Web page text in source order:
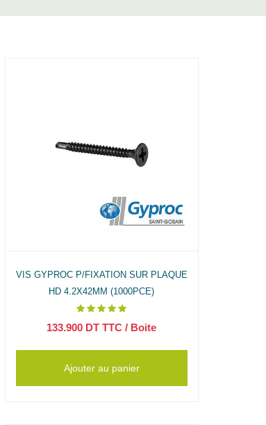
VIS GYPROC P/FIXATION SUR PLAQUE
HD 4.2X42MM (1000PCE)
133.900 DT TTC / Boite
Ajouter au panier